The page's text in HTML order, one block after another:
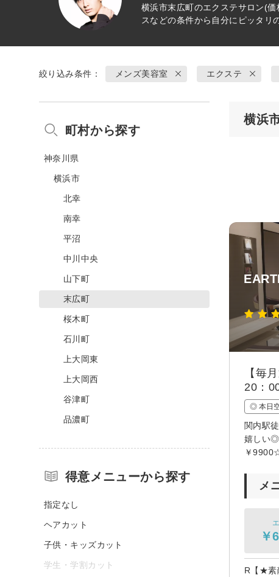
横浜市末広町のエクステサロン(価
スなどの条件から自分にピッタリ
絞り込み条件： メンズ美容室 エクステ
横浜
【毎
20：
◎ 本日
関内駅
嬉しい◎
￥
メ
￥
R【★素
町村から探す
神奈川県
横浜市
北幸
南幸
平沼
中川中央
山下町
末広町
桜木町
石川町
上大岡東
上大岡西
谷津町
品濃町
得意メニューから探す
指定なし
ヘアカット
子供・キッズカット
学生・学割カット